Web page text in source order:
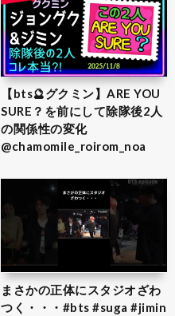
【bts🔮グクミン】ARE YOU
SURE？を前にして除隊後2人
の関係性の変化
@chamomile_roirom_noa
まさかの正体にスタジオざわ
つく・・・#bts #suga #jimin